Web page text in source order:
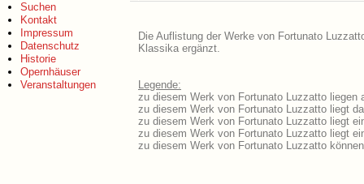
Suchen
Kontakt
Impressum
Datenschutz
Historie
Opernhäuser
Veranstaltungen
Die Auflistung der Werke von Fortunato
Klassika ergänzt.
Legende:
zu diesem Werk von Fortunato Luzzatto liegen
zu diesem Werk von Fortunato Luzzatto liegt
zu diesem Werk von Fortunato Luzzatto liegt
zu diesem Werk von Fortunato Luzzatto liegt
zu diesem Werk von Fortunato Luzzatto